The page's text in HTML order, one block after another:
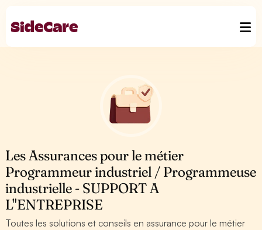
Les Assurances pour le métier
Programmeur industriel / Programmeuse
industrielle - SUPPORT A
L''ENTREPRISE
Toutes les solutions et conseils en assurance pour le métier